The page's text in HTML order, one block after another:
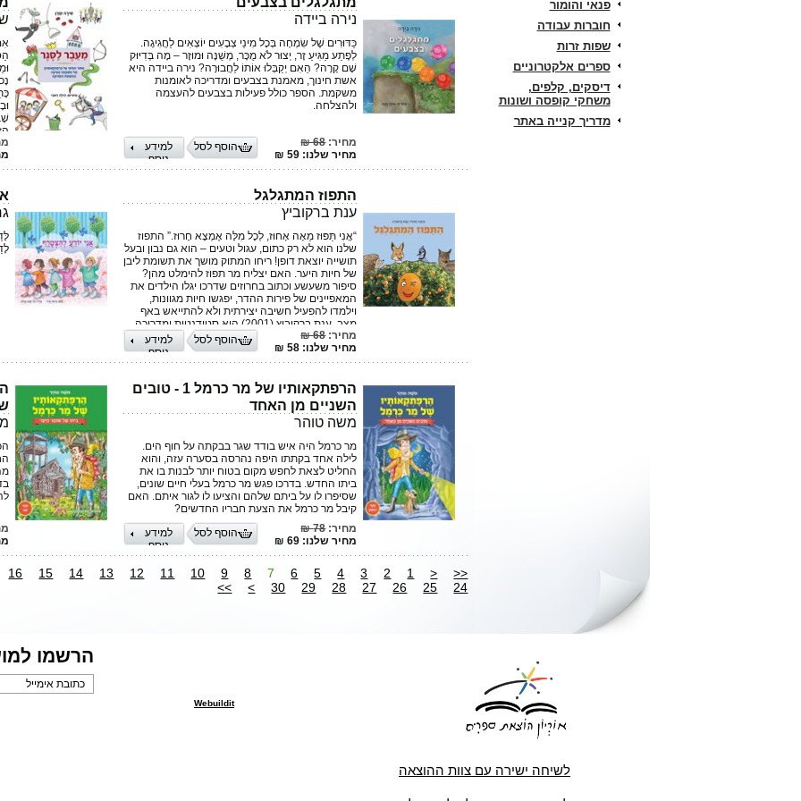
פנאי והומור
חוברות עבודה
שפות זרות
ספרים אלקטרוניים
דיסקים, קלפים,
משחקי קופסה ושונות
מדריך קנייה באתר
נירה ביידה
כַּדּוּרִים שֶׁל שִׂמְחָה בְּכָל מִינֵי צְבָעִים יוֹצְאִים לַחֲגִיגָה.
לְפֶתַע מַגִּיעַ זָר, יְצוּר לֹא מֻכָּר, מְשֻׁנֶּה וּמוּזָר – מָה בְּדִיּוּק
שָׁם קָרָה? הַאִם יְקַבְּלוּ אוֹתוֹ לַחֲבוּרָה? נירה ביידה היא
אשת חינוך, מאמנת בצבעים ומדריכה לאומנות
משקמת. הספר כולל פעילות בצבעים להעצמה
ולהצלחה.
מחיר:68 ₪
מחיר שלנו: 59 ₪
למידע
נוסף
הוסף לסל
התפוז המתגלגל
ענת ברקוביץ
“אֲנִי תַּפּוּז מֵאָה אָחוּז, לְכָל מִלָּה אֶמְצָא חָרוּז.” התפוז
שלנו הוא לא רק כתום, עגול וטעים – הוא גם נבון ובעל
תושייה יוצאת דופן! ריחו המתוק מושך את תשומת ליבן
של חיות היער. האם יצליח מר תפוז להימלט מהן?
סיפור משעשע וכתוב בחרוזים שדרכו יגלו הילדים את
המאפיינים של פירות ההדר, יפגשו חיות מגוונות,
וילמדו להפעיל חשיבה יצירתית ולא להתייאש באף
מצב. ענת ברקוביץ (2001) היא סטודנטית ומדריכה
באתר הפרדסנות ע”ש מינקוב. את ההשראה לכתיבת
התפוז המתגלגל קיבלה מן הילדים שבאים לבקר
במוזיאון ולומדים על פירות ההדר. זהו ספרה הראשון.
מחיר:68 ₪
מחיר שלנו: 58 ₪
למידע
נוסף
הוסף לסל
הרפתקאותיו של מר כרמל 1 - טובים
השניים מן האחד
משה טוהר
מר כרמל היה איש בודד שגר בבקתה על חוף הים.
לילה אחד בקתתו היפה נהרסה בסערה עזה, והוא
החליט לצאת לחפש מקום בטוח יותר לבנות בו את
ביתו החדש. בדרכו פגש מר כרמל בעלי חיים שונים,
שסיפרו לו על ביתם שלהם והציעו לו לגור איתם. האם
קיבל מר כרמל את הצעת חבריו החדשים?
מחיר:78 ₪
מחיר שלנו: 69 ₪
למידע
נוסף
הוסף לסל
<<
<
1
2
3
4
5
6
7
8
9
10
11
12
13
14
15
16
24
25
26
27
28
29
30
>
>>
הרשמו
לשיחה ישירה עם צוות ההוצאה
Webuildit